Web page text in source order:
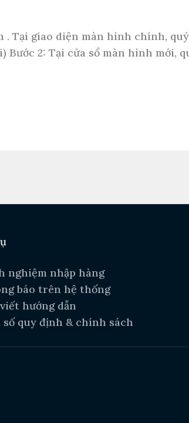
. Tại giao diện màn hình chính,
2: Tại cửa sổ màn hình mới,
nghiệm nhập hàng
báo trên hệ thống
hướng dẫn
số quy định & chính sách